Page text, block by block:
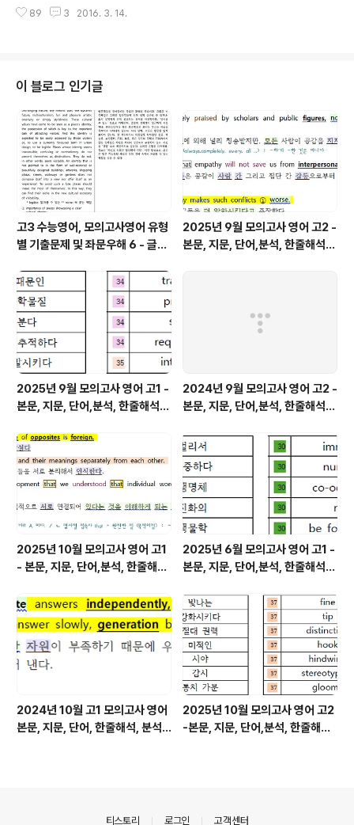
하신 분들에게 도움이 되길 기대합니다 도움이 되셨다면, 더 필요하시다면 공감
89 3 2016. 3. 14.
이 블로그 인기글
고3 수능영어, 모의고사영어 유형
별 기출문제 및 좌문우해 6 - 글의
2025년 9월 모의고사 영어 고2 -
본문, 지문, 단어,분석, 한줄해석,
2025년 9월 모의고사 영어 고1 -
본문, 지문, 단어,분석, 한줄해석,
2024년 9월 모의고사 영어 고2 -
본문, 지문, 단어,분석, 한줄해석,
2025년 10월 모의고사 영어 고1
- 본문, 지문, 단어,분석, 한줄해석,
2025년 6월 모의고사 영어 고1 -
본문, 지문, 단어,분석, 한줄해석,
2024년 10월 고1 모의고사 영어
본문, 지문, 단어, 한줄해석, 분석
2025년 10월 모의고사 영어 고2
-본문, 지문, 단어,분석, 한줄해석,
티스토리 로그인 고객센터